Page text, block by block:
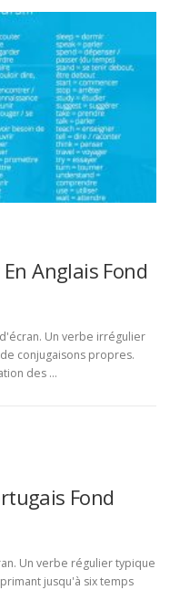
Anglais Fond
Un verbe irrégulier
conjugaisons propres.
des …
Fond
Un verbe régulier typique
jusqu'à six temps